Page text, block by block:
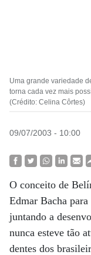
Uma grande variedade
torna cada vez mais
(Crédito: Celina Côrtes)
09/07/2003 - 10:00
O conceito de
Edmar Bacha
juntando a
nunca esteve tão
dentes dos